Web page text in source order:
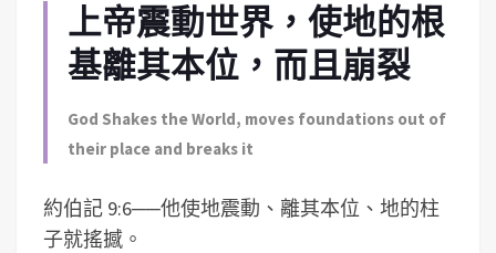
上帝震動世界，使地的根
基離其本位，而且崩裂
God Shakes the World, moves foundations out of
their place and breaks it
約伯記 9:6──他使地震動、離其本位、地的柱
子就搖撼。